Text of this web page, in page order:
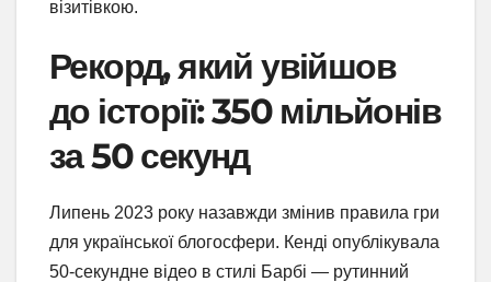
візитівкою.
Рекорд, який увійшов
до історії: 350 мільйонів
за 50 секунд
Липень 2023 року назавжди змінив правила гри
для української блогосфери. Кенді опублікувала
50-секундне відео в стилі Барбі — рутинний